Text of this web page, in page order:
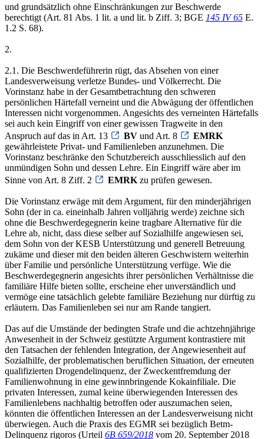
und grundsätzlich ohne Einschränkungen zur Beschwerde
berechtigt (Art. 81 Abs. 1 lit. a und lit. b Ziff. 3; BGE 145 IV 65 E.
1.2 S. 68).
2.
2.1. Die Beschwerdeführerin rügt, das Absehen von einer
Landesverweisung verletze Bundes- und Völkerrecht. Die
Vorinstanz habe in der Gesamtbetrachtung den schweren
persönlichen Härtefall verneint und die Abwägung der öffentlichen
Interessen nicht vorgenommen. Angesichts des verneinten Härtefalls
sei auch kein Eingriff von einer gewissen Tragweite in den
Anspruch auf das in Art. 13
BV und Art. 8
EMRK
gewährleistete Privat- und Familienleben anzunehmen. Die
Vorinstanz beschränke den Schutzbereich ausschliesslich auf den
unmündigen Sohn und dessen Lehre. Ein Eingriff wäre aber im
Sinne von Art. 8 Ziff. 2
EMRK zu prüfen gewesen.
Die Vorinstanz erwäge mit dem Argument, für den minderjährigen
Sohn (der in ca. eineinhalb Jahren volljährig werde) zeichne sich
ohne die Beschwerdegegnerin keine tragbare Alternative für die
Lehre ab, nicht, dass diese selber auf Sozialhilfe angewiesen sei,
dem Sohn von der KESB Unterstützung und generell Betreuung
zukäme und dieser mit den beiden älteren Geschwistern weiterhin
über Familie und persönliche Unterstützung verfüge. Wie die
Beschwerdegegnerin angesichts ihrer persönlichen Verhältnisse die
familiäre Hilfe bieten sollte, erscheine eher unverständlich und
vermöge eine tatsächlich gelebte familiäre Beziehung nur dürftig zu
erläutern. Das Familienleben sei nur am Rande tangiert.
Das auf die Umstände der bedingten Strafe und die achtzehnjährige
Anwesenheit in der Schweiz gestützte Argument kontrastiere mit
den Tatsachen der fehlenden Integration, der Angewiesenheit auf
Sozialhilfe, der problematischen beruflichen Situation, der erneuten
qualifizierten Drogendelinquenz, der Zweckentfremdung der
Familienwohnung in eine gewinnbringende Kokainfiliale. Die
privaten Interessen, zumal keine überwiegenden Interessen des
Familienlebens nachhaltig betroffen oder auszumachen seien,
könnten die öffentlichen Interessen an der Landesverweisung nicht
überwiegen. Auch die Praxis des EGMR sei bezüglich Betm-
Delinquenz rigoros (Urteil 6B 659/2018 vom 20. September 2018